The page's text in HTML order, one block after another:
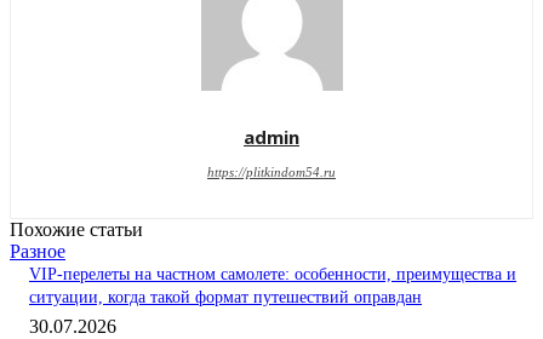
admin
https://plitkindom54.ru
Похожие статьи
Разное
VIP-перелеты на частном самолете: особенности, преимущества и
ситуации, когда такой формат путешествий оправдан
30.07.2026